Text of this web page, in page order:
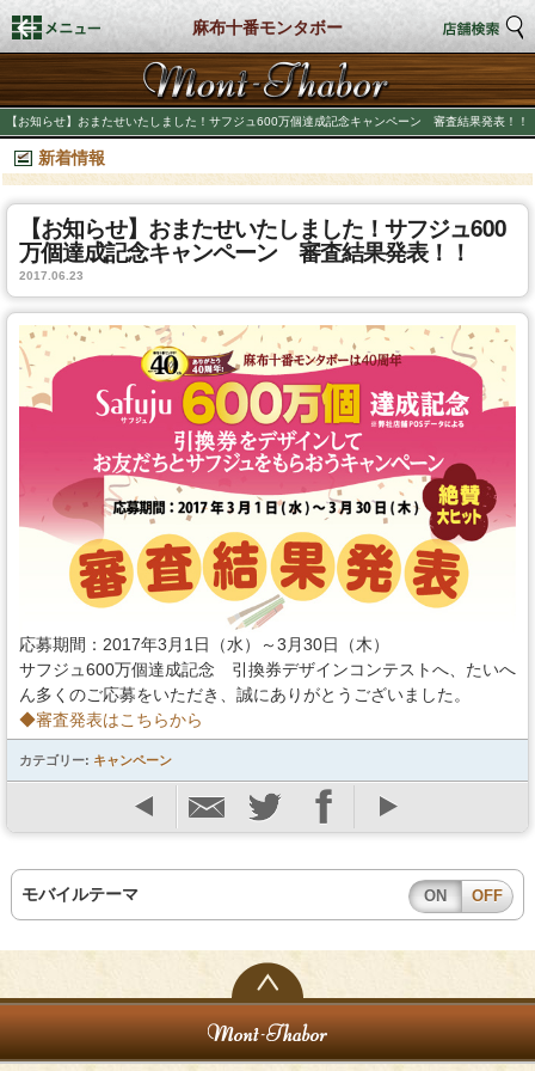
麻布十番モンタボー
【お知らせ】おまたせいたしました！サフジュ600万個達成記念キャンペーン 審査結果発表！！
新着情報
【お知らせ】おまたせいたしました！サフジュ600
万個達成記念キャンペーン 審査結果発表！！
2017.06.23
応募期間：2017年3月1日（水）～3月30日（木）
サフジュ600万個達成記念 引換券デザインコンテストへ、たいへ
ん多くのご応募をいただき、誠にありがとうございました。
◆審査発表はこちらから
カテゴリー: キャンペーン
モバイルテーマ ON OFF
トップページ
店舗検索
新着情報
商品情報
期間限定商品
店舗スタイル
私たちのこだわり
商品づくり
スタッフの心得
銘水食パン 吟屋久島
パンと合うおすすめ料理!!
モンタボー公式ショップ
採用情報
東京都中央区日本橋小舟町7番2号
Copyright (C) SWEET STYLE Co.,Ltd. All